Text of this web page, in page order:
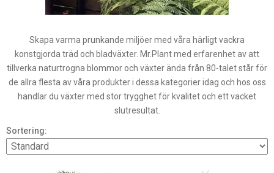
Skapa varma prunkande miljöer med våra härligt vackra
konstgjorda träd och bladväxter. Mr.Plant med erfarenhet av att
tillverka naturtrogna blommor och växter ända från 80-talet står för
de allra flesta av våra produkter i dessa kategorier idag och hos oss
handlar du växter med stor trygghet för kvalitet och ett vacket
slutresultat.
Sortering: